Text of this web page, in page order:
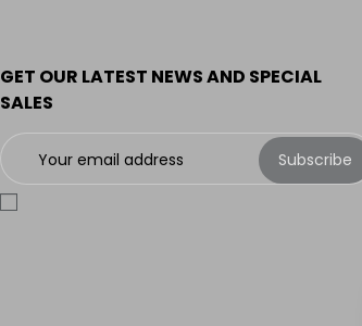
GET OUR LATEST NEWS AND SPECIAL
SALES
Subscribe